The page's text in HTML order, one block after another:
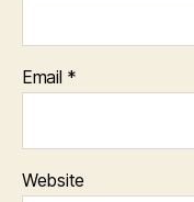
Email *
Website